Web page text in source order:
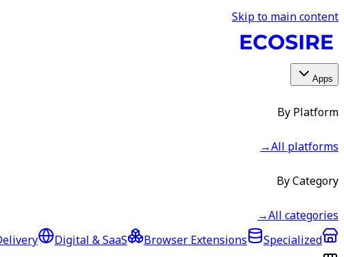
Skip to main content
Apps
By Platform
All platforms
→
By Category
All categories
→
Digital & SaaS Browser Extensions Specialized